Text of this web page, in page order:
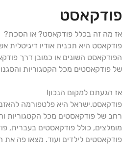
פודקאסט
אז מה זה בכלל פודקאסט? או הסכת?
פודקאסט היא תכנית אודיו דיגיטלית
הפודקאסט השונים או כמובן דרך
של פודקאסטים מכל הקטגוריות
אז הגעתם למקום הנכון!
פודקאסט.ישראל היא פלטפורמה
רחב של פודקאסטים מכל הקטגוריות
מומלצים, כולל פודקאסטים בעברית,
פודקאסטים לילדים ועוד. מצאו פה